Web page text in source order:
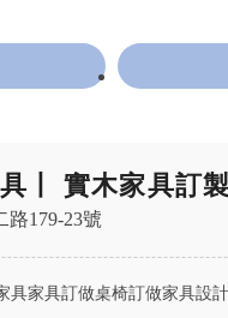
自 2026 年
丨 實木家具訂
179-23號
具家具訂做桌椅訂做家具設